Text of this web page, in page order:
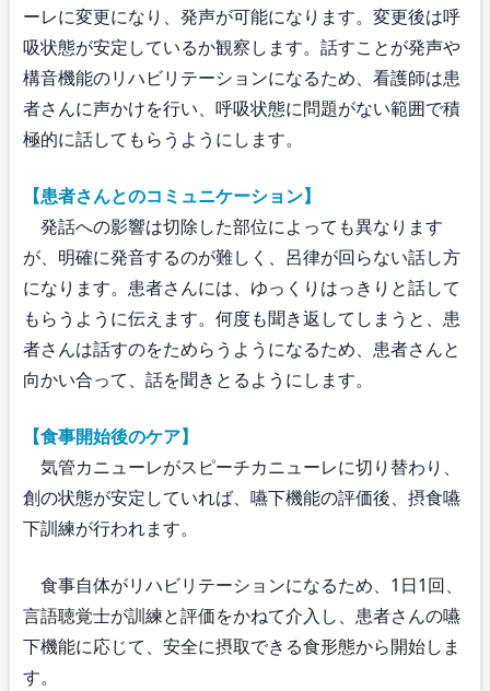
ーレに変更になり、発声が可能になります。変更後は呼
吸状態が安定しているか観察します。話すことが発声や
構音機能のリハビリテーションになるため、看護師は患
者さんに声かけを行い、呼吸状態に問題がない範囲で積
極的に話してもらうようにします。
【患者さんとのコミュニケーション】
発話への影響は切除した部位によっても異なります
が、明確に発音するのが難しく、呂律が回らない話し方
になります。患者さんには、ゆっくりはっきりと話して
もらうように伝えます。何度も聞き返してしまうと、患
者さんは話すのをためらうようになるため、患者さんと
向かい合って、話を聞きとるようにします。
【食事開始後のケア】
気管カニューレがスピーチカニューレに切り替わり、
創の状態が安定していれば、嚥下機能の評価後、摂食嚥
下訓練が行われます。
食事自体がリハビリテーションになるため、1日1回、
言語聴覚士が訓練と評価をかねて介入し、患者さんの嚥
下機能に応じて、安全に摂取できる食形態から開始しま
す。